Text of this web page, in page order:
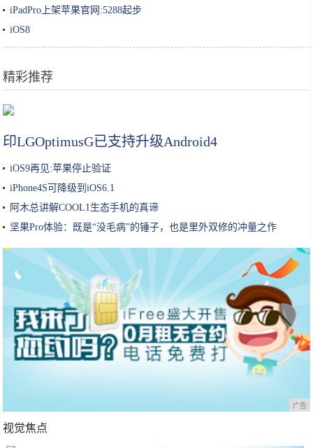
iPadPro上架苹果官网:5288起步
iOS8
精彩推荐
印LGOptimusG已支持升级Android4
iOS9再见:苹果停止验证
iPhone4S可降级到iOS6.1
阿木总讲解COOL1生态手机的真谛
坚果Pro体验：既是“没毛病”的锤子，也是里外双修的冲量之作
广告
视觉焦点